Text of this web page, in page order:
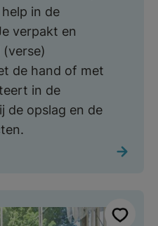
in de
verpakt en
de hand of met
in de
de opslag en de